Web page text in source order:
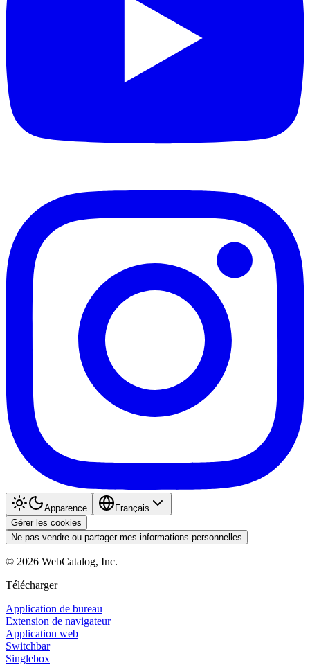
Apparence
Français
Gérer les cookies
Ne pas vendre ou partager mes informations personnelles
© 2026 WebCatalog, Inc.
Télécharger
Application de bureau
Extension de navigateur
Application web
Switchbar
Singlebox